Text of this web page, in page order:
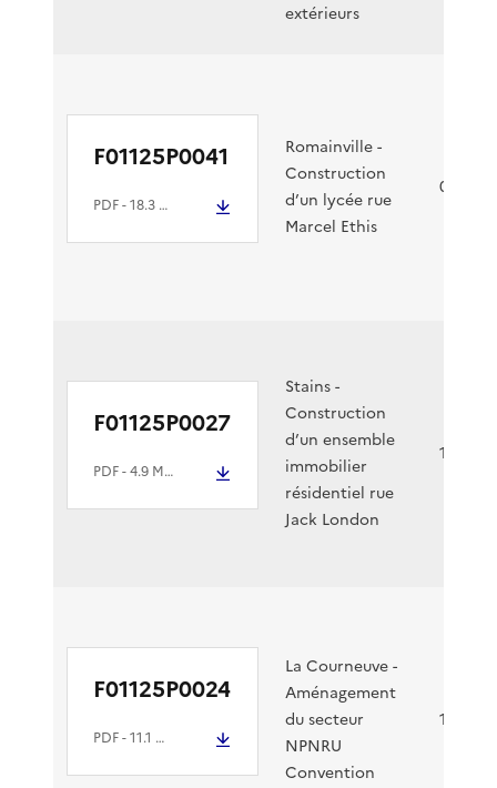
extérieurs
F01125P0041
PDF- 18.3 Mio
Romainville -
Construction
d’un lycée rue
Marcel Ethis
03/03/
F01125P0027
PDF- 4.9 Mio
Stains -
Construction
d’un ensemble
immobilier
résidentiel rue
Jack London
14/02/
F01125P0024
PDF- 11.1 Mio
La Courneuve -
Aménagement
du secteur
NPNRU
Convention
12/02/